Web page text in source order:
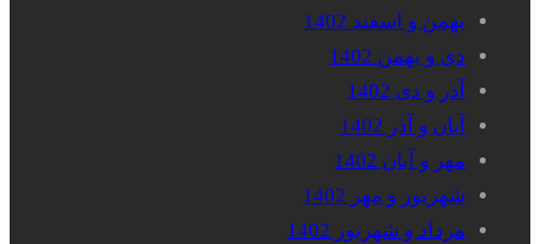
بهمن و اسفند 1402
دی و بهمن 1402
آذر و دی 1402
آبان و آذر 1402
مهر و آبان 1402
شهریور و مهر 1402
مرداد و شهریور 1402